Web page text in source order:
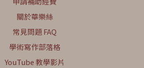
關於華樂絲
常見問題 FAQ
學術寫作部落格
YouTube 教學影片